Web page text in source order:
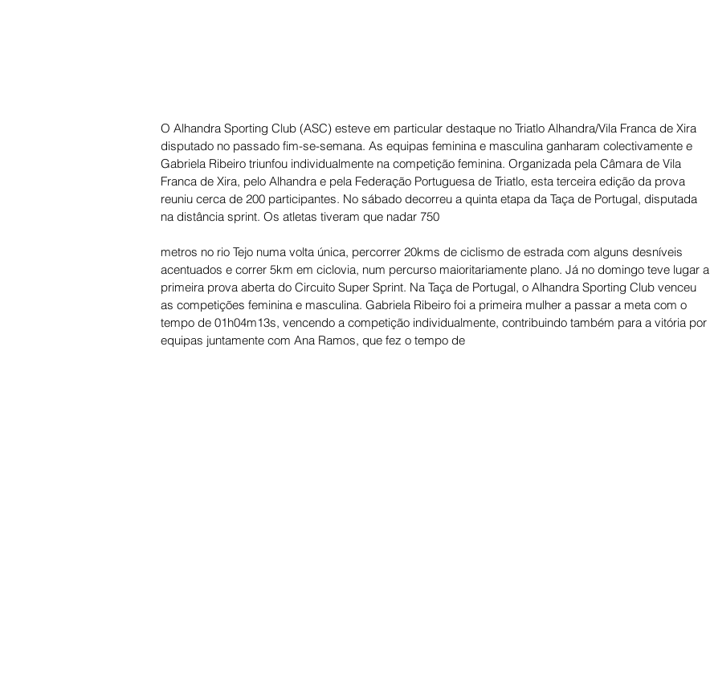
O Alhandra Sporting Club (ASC) esteve em particular destaque no Triatlo Alhandra/Vila Franca de Xira
disputado no passado fim-se-semana. As equipas feminina e masculina ganharam colectivamente e
Gabriela Ribeiro triunfou individualmente na competição feminina. Organizada pela Câmara de Vila
Franca de Xira, pelo Alhandra e pela Federação Portuguesa de Triatlo, esta terceira edição da prova
reuniu cerca de 200 participantes. No sábado decorreu a quinta etapa da Taça de Portugal, disputada
na distância sprint. Os atletas tiveram que nadar 750
metros no rio Tejo numa volta única, percorrer 20kms de ciclismo de estrada com alguns desníveis
acentuados e correr 5km em ciclovia, num percurso maioritariamente plano. Já no domingo teve lugar a
primeira prova aberta do Circuito Super Sprint. Na Taça de Portugal, o Alhandra Sporting Club venceu
as competições feminina e masculina. Gabriela Ribeiro foi a primeira mulher a passar a meta com o
tempo de 01h04m13s, vencendo a competição individualmente, contribuindo também para a vitória por
equipas juntamente com Ana Ramos, que fez o tempo de